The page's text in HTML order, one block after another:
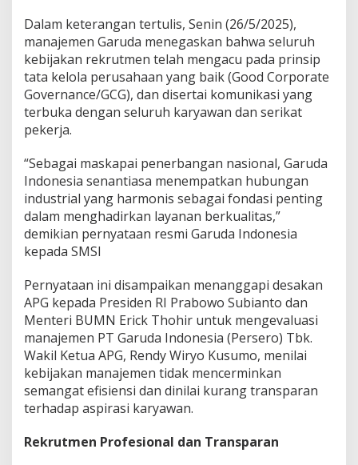
i
a
T
e
g
a
s
R
e
k
u
t
n
S
e
s
u
a
i
G
C
G
Dalam keterangan tertulis, Senin (26/5/2025),
manajemen Garuda menegaskan bahwa seluruh
kebijakan rekrutmen telah mengacu pada prinsip
tata kelola perusahaan yang baik (Good Corporate
Governance/GCG), dan disertai komunikasi yang
terbuka dengan seluruh karyawan dan serikat
pekerja.
“Sebagai maskapai penerbangan nasional, Garuda
Indonesia senantiasa menempatkan hubungan
industrial yang harmonis sebagai fondasi penting
dalam menghadirkan layanan berkualitas,”
demikian pernyataan resmi Garuda Indonesia
kepada SMSI
Pernyataan ini disampaikan menanggapi desakan
APG kepada Presiden RI Prabowo Subianto dan
Menteri BUMN Erick Thohir untuk mengevaluasi
manajemen PT Garuda Indonesia (Persero) Tbk.
Wakil Ketua APG, Rendy Wiryo Kusumo, menilai
kebijakan manajemen tidak mencerminkan
semangat efisiensi dan dinilai kurang transparan
terhadap aspirasi karyawan.
Rekrutmen Profesional dan Transparan